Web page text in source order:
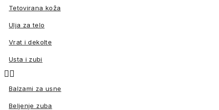
Tetovirana koža
Ulja za telo
Vrat i dekolte
Usta i zubi

Balzami za usne
Beljenje zuba